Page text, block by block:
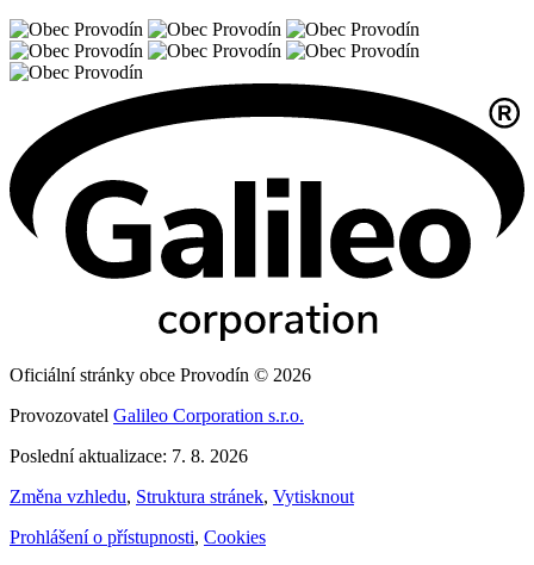
Oficiální stránky obce Provodín © 2026
Provozovatel Galileo Corporation s.r.o.
Poslední aktualizace: 7. 8. 2026
Změna vzhledu, Struktura stránek, Vytisknout
Prohlášení o přístupnosti, Cookies